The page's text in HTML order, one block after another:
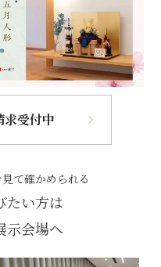
求受付中
て確かめられる
たい方は
示会場へ